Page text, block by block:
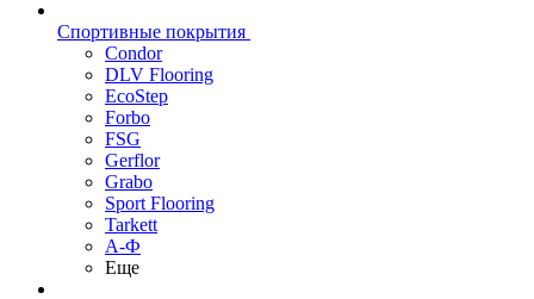
Спортивные покрытия
Condor
DLV Flooring
EcoStep
Forbo
FSG
Gerflor
Grabo
Sport Flooring
Tarkett
А-Ф
Еще